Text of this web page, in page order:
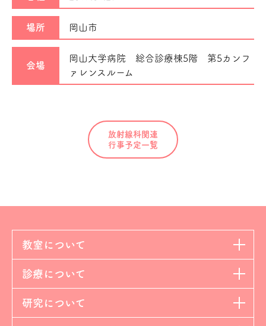
場所 岡山市
会場
岡山大学病院 総合診療棟5階 第5カンフ
ァレンスルーム
放射線科関連
行事予定一覧
教室について
診療について
研究について